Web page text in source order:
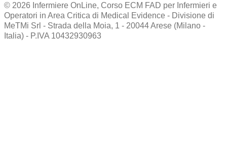
© 2026 Infermiere OnLine, Corso ECM FAD per Infermieri e
Operatori in Area Critica di Medical Evidence - Divisione di
MeTMi Srl - Strada della Moia, 1 - 20044 Arese (Milano -
Italia) - P.IVA 10432930963